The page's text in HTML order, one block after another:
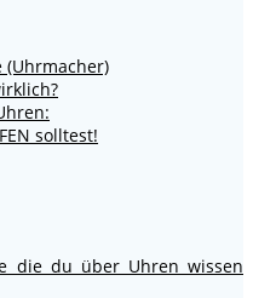
(Uhrmacher)
solltest!
die du über Uhren wissen